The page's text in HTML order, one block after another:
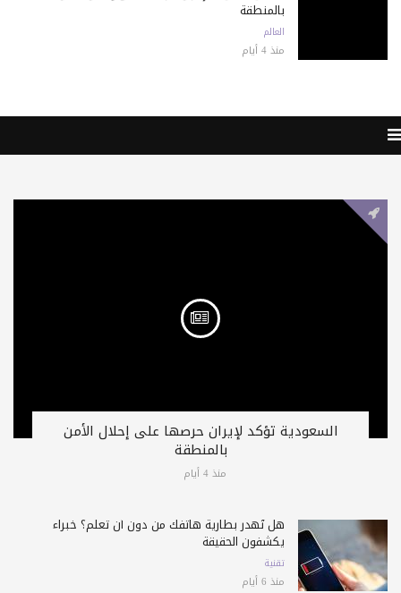
بالمنطقة
العالم
منذ 4 أيام
السعودية تؤكد لإيران حرصها على إحلال الأمن
بالمنطقة
منذ 4 أيام
هل تُهدر بطارية هاتفك من دون أن تعلم؟ خبراء
يكشفون الحقيقة
تقنية
منذ 6 أيام